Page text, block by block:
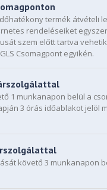
termék átvételi
rendeléseiket
szem előtt tartva
Csomagpont egyikén.
1 munkanapon belül a
3 órás időablakot jelöl
követő 3 munkanapon